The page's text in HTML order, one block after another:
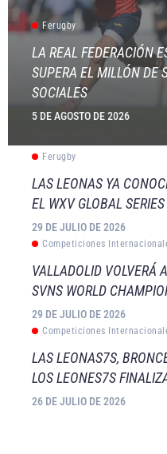
Ferugby
LA REAL FEDERACIÓN
SUPERA EL MILLÓN DE
SOCIALES
5 DE AGOSTO DE 2026
Ferugby
LAS LEONAS YA
EL WXV GLOBAL
29 DE JULIO DE 2026
Competiciones
VALLADOLID VOLVERÁ
SVNS WORLD
29 DE JULIO DE 2026
Competiciones
LAS LEONAS7S,
LOS LEONES7S
26 DE JULIO DE 2026